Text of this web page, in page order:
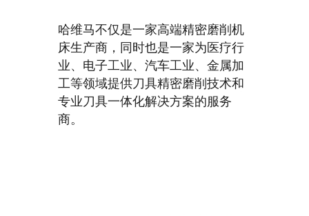
哈维马不仅是一家高端精密磨削机
床生产商，同时也是一家为医疗行
业、电子工业、汽车工业、金属加
工等领域提供刀具精密磨削技术和
专业刀具一体化解决方案的服务
商。